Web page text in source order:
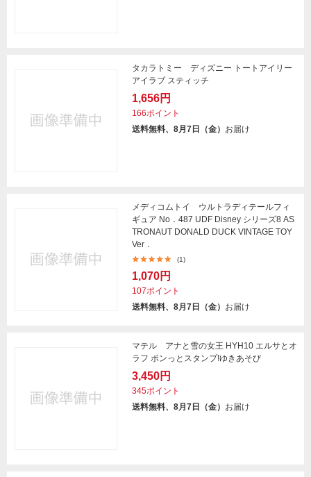
タカラトミー ディズニー トートアイリー
アイラブ スティッチ
1,656円
166ポイント
送料無料、8月7日（金） お届け
メディコムトイ ウルトラディテールフィ
ギュア No．487 UDF Disney シリーズ8 AS
TRONAUT DONALD DUCK VINTAGE TOY
Ver．
(1)
1,070円
107ポイント
送料無料、8月7日（金） お届け
マテル アナと雪の女王 HYH10 エルサとオ
ラフ ポンっとスタンプ!ゆきあそび
3,450円
345ポイント
送料無料、8月7日（金） お届け